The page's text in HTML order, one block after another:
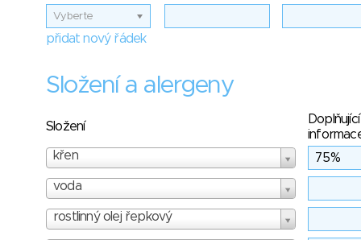
Vyberte
přidat nový řádek
Složení a alergeny
Složení
Doplňující
křen
voda
rostlinný olej řepkový